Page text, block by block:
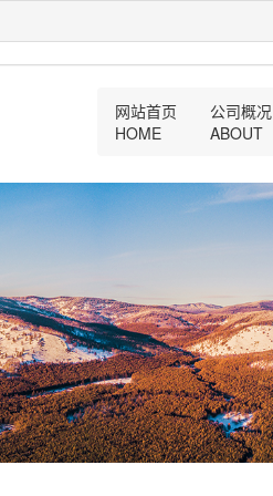
网站首页
HOME
公司概况
ABOUT